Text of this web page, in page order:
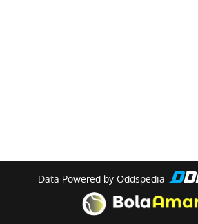
Data Powered by Oddspedia